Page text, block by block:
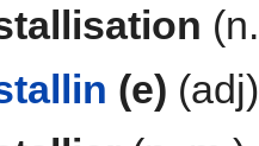
(e)